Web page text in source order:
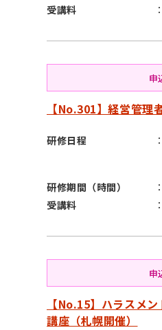
受講料
申
【No.301】経営管理
研修日程
研修期間（時間）
受講料
申
【No.15】ハラスメ
講座（札幌開催）